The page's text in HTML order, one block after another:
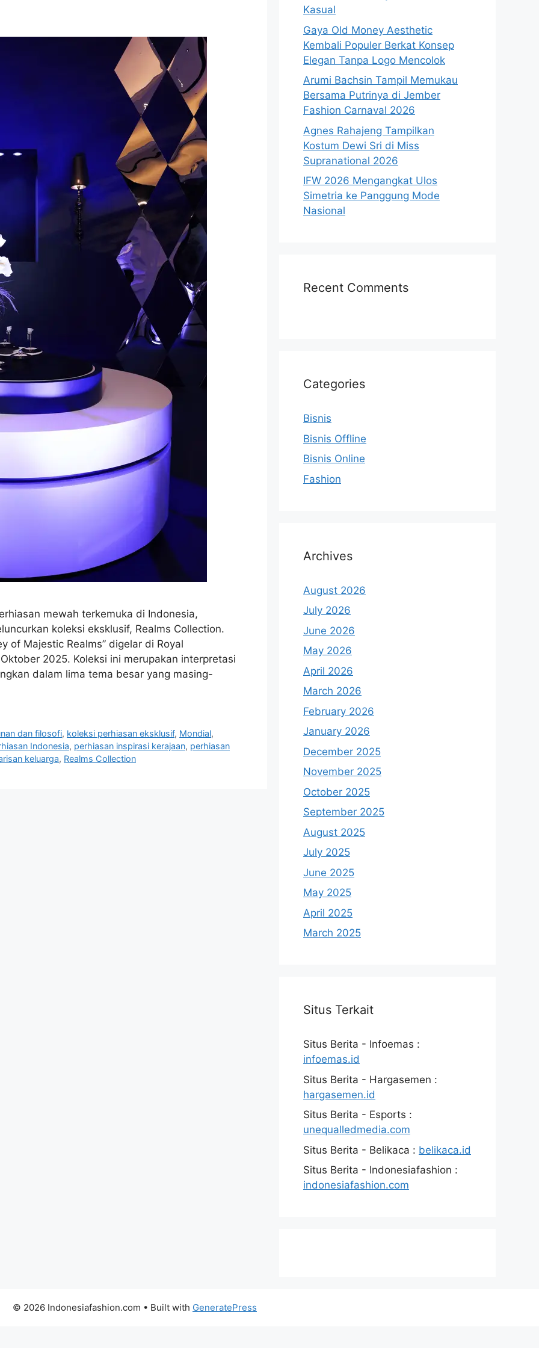
mewah terkemuka di Indonesia,
koleksi eksklusif, Realms Collection.
of Majestic Realms” digelar di Royal
2025. Koleksi ini merupakan interpretasi
dalam lima tema besar yang masing-
dan filosofi, koleksi perhiasan eksklusif, Mondial,
Indonesia, perhiasan inspirasi kerajaan, perhiasan
keluarga, Realms Collection
Kasual
Gaya Old Money Aesthetic
Kembali Populer Berkat Konsep
Elegan Tanpa Logo Mencolok
Arumi Bachsin Tampil Memukau
Bersama Putrinya di Jember
Fashion Carnaval 2026
Agnes Rahajeng Tampilkan
Kostum Dewi Sri di Miss
Supranational 2026
IFW 2026 Mengangkat Ulos
Simetria ke Panggung Mode
Nasional
Recent Comments
Categories
Bisnis
Bisnis Offline
Bisnis Online
Fashion
Archives
August 2026
July 2026
June 2026
May 2026
April 2026
March 2026
February 2026
January 2026
December 2025
November 2025
October 2025
September 2025
August 2025
July 2025
June 2025
May 2025
April 2025
March 2025
Situs Terkait
Situs Berita - Infoemas :
infoemas.id
Situs Berita - Hargasemen :
hargasemen.id
Situs Berita - Esports :
unequalledmedia.com
Situs Berita - Belikaca : belikaca.id
Situs Berita - Indonesiafashion :
indonesiafashion.com
© 2026 Indonesiafashion.com • Built with GeneratePress